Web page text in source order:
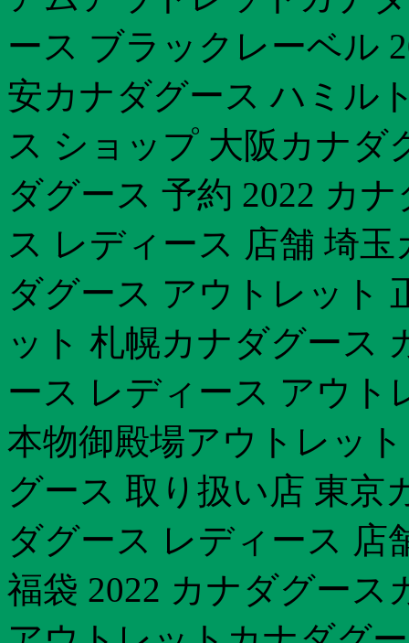
ース ブラックレーベル
安カナダグース ハミル
ス ショップ 大阪カナダ
ダグース 予約 2022 カ
ス レディース 店舗 埼
ダグース アウトレット
ット 札幌カナダグース
ース レディース アウト
本物御殿場アウトレッ
グース 取り扱い店 東京
ダグース レディース 店
福袋 2022 カナダグース